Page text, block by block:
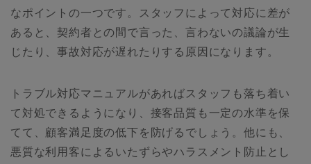
なポイントの一つです。スタッフによって対応に差が
あると、契約者との間で言った、言わないの議論が生
じたり、事故対応が遅れたりする原因になります。
トラブル対応マニュアルがあればスタッフも落ち着い
て対処できるようになり、接客品質も一定の水準を保
てて、顧客満足度の低下を防げるでしょう。他にも、
悪質な利用客によるいたずらやハラスメント防止とし